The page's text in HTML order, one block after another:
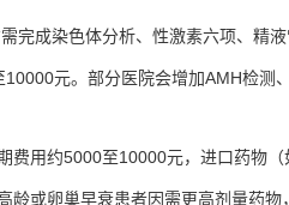
完成染色体分析、性激素六项、精
元。部分医院会增加AMH检测
费用约5000至10000元，进口药物
龄或卵巢早衰患者因需更高剂量药物